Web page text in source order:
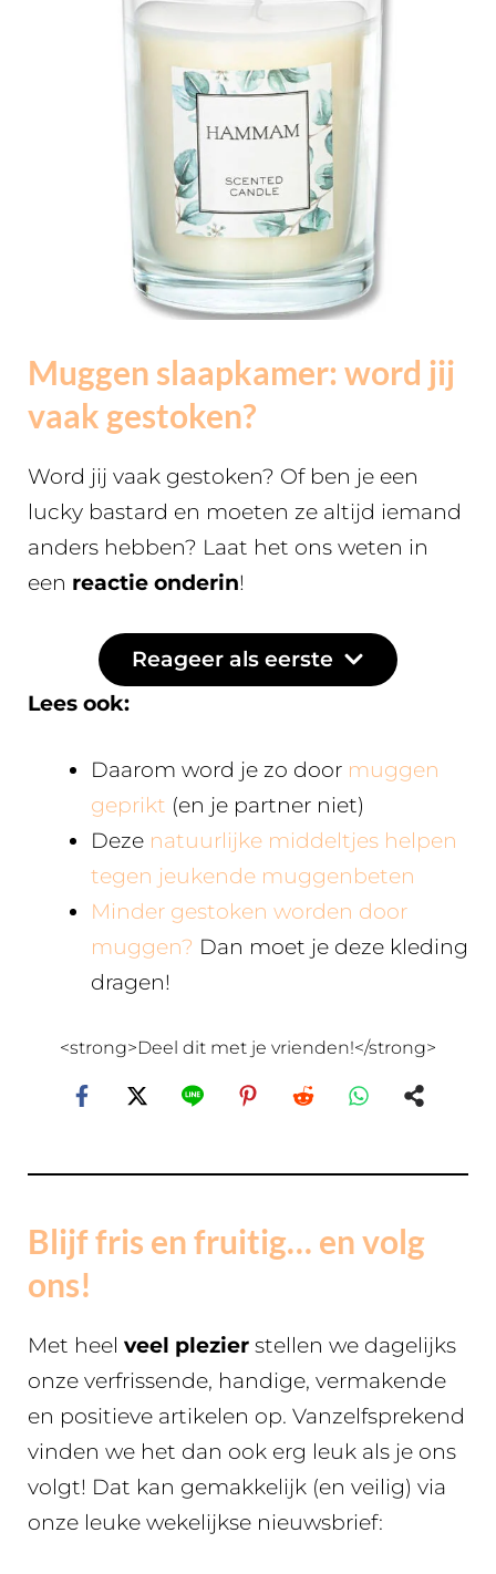
Muggen slaapkamer: word jij
vaak gestoken?
Word jij vaak gestoken? Of ben je een
lucky bastard en moeten ze altijd iemand
anders hebben? Laat het ons weten in
een reactie onderin!
Reageer als eerste
Lees ook:
Daarom word je zo door muggen
geprikt (en je partner niet)
Deze natuurlijke middeltjes helpen
tegen jeukende muggenbeten
Minder gestoken worden door
muggen? Dan moet je deze kleding
dragen!
<strong>Deel dit met je vrienden!</strong>
Blijf fris en fruitig… en volg
ons!
Met heel veel plezier stellen we dagelijks
onze verfrissende, handige, vermakende
en positieve artikelen op. Vanzelfsprekend
vinden we het dan ook erg leuk als je ons
volgt! Dat kan gemakkelijk (en veilig) via
onze leuke wekelijkse nieuwsbrief: